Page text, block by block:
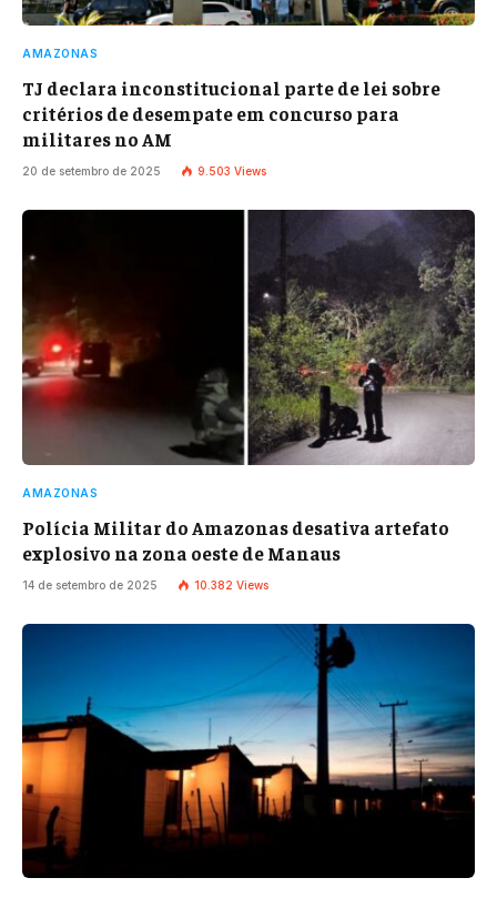
AMAZONAS
TJ declara inconstitucional parte de lei sobre
critérios de desempate em concurso para
militares no AM
20 de setembro de 2025 9.503 Views
AMAZONAS
Polícia Militar do Amazonas desativa artefato
explosivo na zona oeste de Manaus
14 de setembro de 2025 10.382 Views